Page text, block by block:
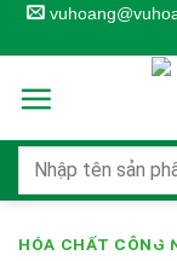
Skip
to
content
HÓA CHẤT CÔNG